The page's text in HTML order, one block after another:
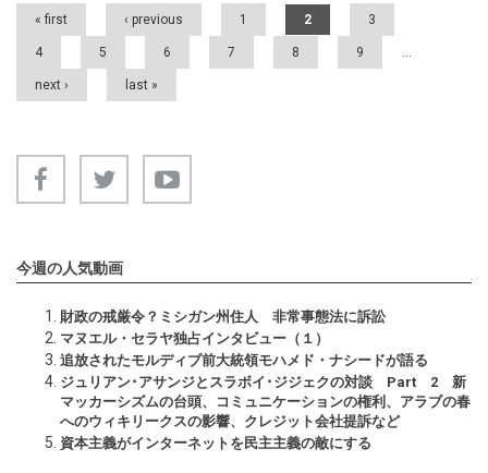
« first ‹ previous 1 2 3
4 5 6 7 8 9 …
next › last »
今週の人気動画
財政の戒厳令？ミシガン州住人 非常事態法に訴訟
マヌエル・セラヤ独占インタビュー（１）
追放されたモルディブ前大統領モハメド・ナシードが語る
ジュリアン･アサンジとスラボイ･ジジェクの対談 Part 2 新
マッカーシズムの台頭、コミュニケーションの権利、アラブの春
へのウィキリークスの影響、クレジット会社提訴など
資本主義がインターネットを民主主義の敵にする